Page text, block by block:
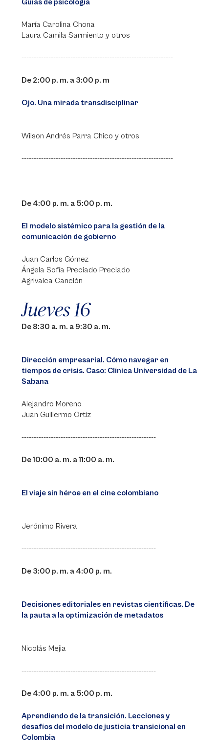
Guías de psicología
María Carolina Chona
Laura Camila Sarmiento y otros
--------------------------------------------------------------
De 2:00 p. m. a 3:00 p. m
Ojo. Una mirada transdisciplinar
Wilson Andrés Parra Chico y otros
--------------------------------------------------------------
De 4:00 p. m. a 5:00 p. m.
El modelo sistémico para la gestión de la
comunicación de gobierno
Juan Carlos Gómez
Ángela Sofía Preciado Preciado
Agrivalca Canelón
Jueves 16
De 8:30 a. m. a 9:30 a. m.
Dirección empresarial. Cómo navegar en
tiempos de crisis. Caso: Clínica Universidad de La
Sabana
Alejandro Moreno
Juan Guillermo Ortiz
-------------------------------------------------------
De 10:00 a. m. a 11:00 a. m.
El viaje sin héroe en el cine colombiano
Jerónimo Rivera
-------------------------------------------------------
De 3:00 p. m. a 4:00 p. m.
Decisiones editoriales en revistas científicas. De
la pauta a la optimización de metadatos
Nicolás Mejia
-------------------------------------------------------
De 4:00 p. m. a 5:00 p. m.
Aprendiendo de la transición. Lecciones y
desafíos del modelo de justicia transicional en
Colombia